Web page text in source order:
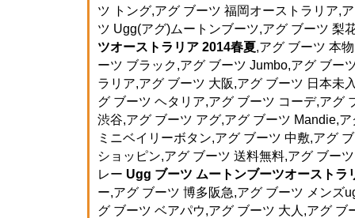
ツ トング,アグ ブーツ 福岡オーストラリア,
ツ Ugg(アグ)ムートンブーツ,アグ ブーツ 梨
ツオーストラリア 2014春夏,アグ ブーツ 本
ーツ ブラック,アグ ブーツ Jumbo,アグ ブー
ラリア,アグ ブーツ 大阪,アグ ブーツ 日本未
グ ブーツ ヘタリア,アグ ブーツ コーデ,アグ
渋谷,アグ ブーツ アグ,アグ ブーツ Mandie,
ミニベイリーボタン,アグ ブーツ 中敷,アグ
ショッピン,アグ ブーツ 送料無料,アグ ブー
レー Ugg ブーツ ムートンブーツオーストラ
ー,アグ ブーツ 博多阪急,アグ ブーツ メンズ
グ ブーツ ベアパウ,アグ ブーツ 大人,アグ ブ